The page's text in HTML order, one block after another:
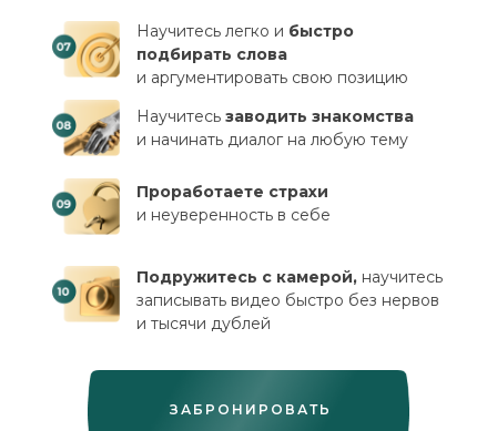
Научитесь легко и быстро
подбирать слова
и аргументировать свою позицию
Научитесь заводить знакомства
и начинать диалог на любую тему
Проработаете страхи
и неуверенность в себе
Подружитесь с камерой, научитесь
записывать видео быстро без нервов
и тысячи дублей
ЗАБРОНИРОВАТЬ